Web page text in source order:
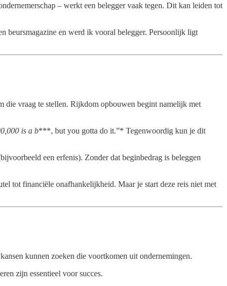
– werkt een belegger vaak tegen. Dit kan leiden tot
beursmagazine en werd ik vooral belegger. Persoonlijk ligt
die vraag te stellen. Rijkdom opbouwen begint namelijk met
is a b***, but you gotta do it.”* Tegenwoordig kun je dit
een erfenis). Zonder dat beginbedrag is beleggen
tot financiële onafhankelijkheid. Maar je start deze reis niet met
kunnen zoeken die voortkomen uit ondernemingen.
zijn essentieel voor succes.